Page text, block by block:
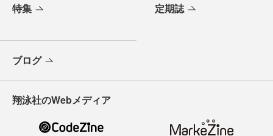
特集 定期誌
ブログ
翔泳社のWebメディア